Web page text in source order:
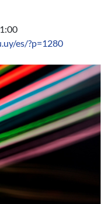
es/?p=1280